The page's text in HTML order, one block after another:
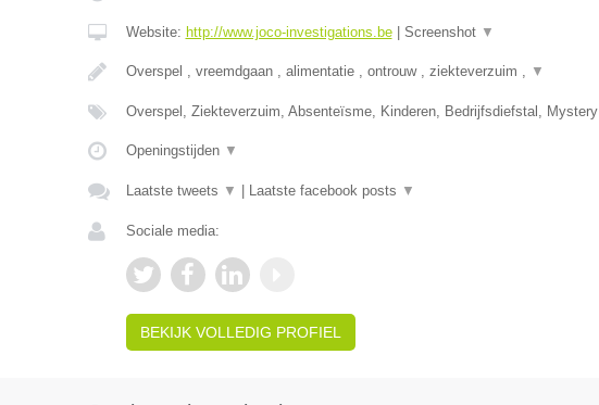
Website: http://www.joco-investigations.be| Screenshot ▼
Overspel , vreemdgaan , alimentatie , ontrouw , ziekteverzuim , ▼
Overspel, Ziekteverzuim, Absenteïsme, Kinderen, Bedrijfsdiefstal, Mystery
Openingstijden ▼
Laatste tweets ▼ Laatste facebook posts ▼
Sociale media:
BEKIJK VOLLEDIG PROFIEL